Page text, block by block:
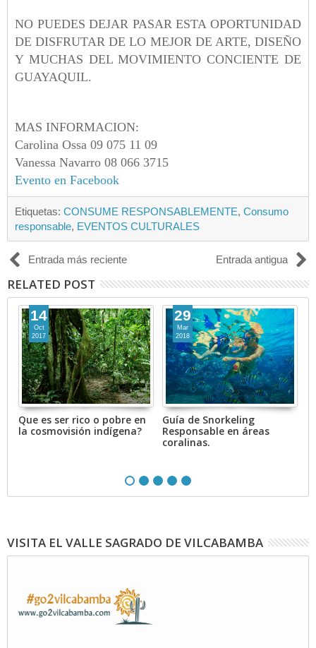
NO PUEDES DEJAR PASAR ESTA OPORTUNIDAD
DE DISFRUTAR DE LO MEJOR DE ARTE, DISEÑO
Y MUCHAS DEL MOVIMIENTO CONCIENTE DE
GUAYAQUIL.
MAS INFORMACION:
Carolina Ossa 09 075 11 09
Vanessa Navarro 08 066 3715
Evento en Facebook
Etiquetas: CONSUME RESPONSABLEMENTE, Consumo
responsable, EVENTOS CULTURALES
Entrada más reciente Entrada antigua
RELATED POST
14
Oct
2017
Que es ser rico o pobre en
la cosmovisión indígena?
29
Mar
2018
Guía de Snorkeling
Responsable en áreas
coralinas.
VISITA EL VALLE SAGRADO DE VILCABAMBA